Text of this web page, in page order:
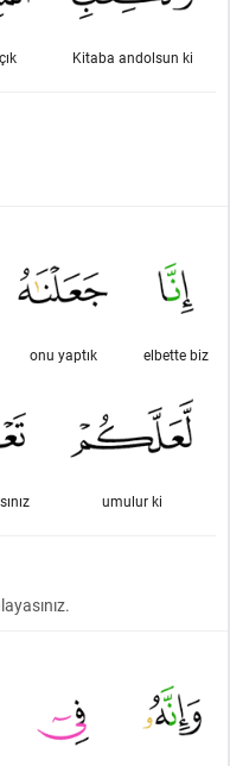
Kitaba andolsun ki
elbette biz
onu yaptık
umulur ki